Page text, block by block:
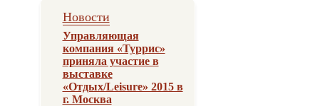
Новости
Управляющая
компания «Туррис»
приняла участие в
выставке
«Отдых/Leisure» 2015 в
г. Москва